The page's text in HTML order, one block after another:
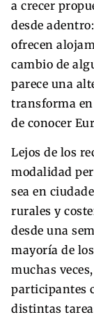
a crecer
desde
ofrecen
cambio de
parece una
transforma
de conocer
Lejos de los
modalidad
sea en
rurales y
desde una
mayoría de
muchas
participantes
distintas